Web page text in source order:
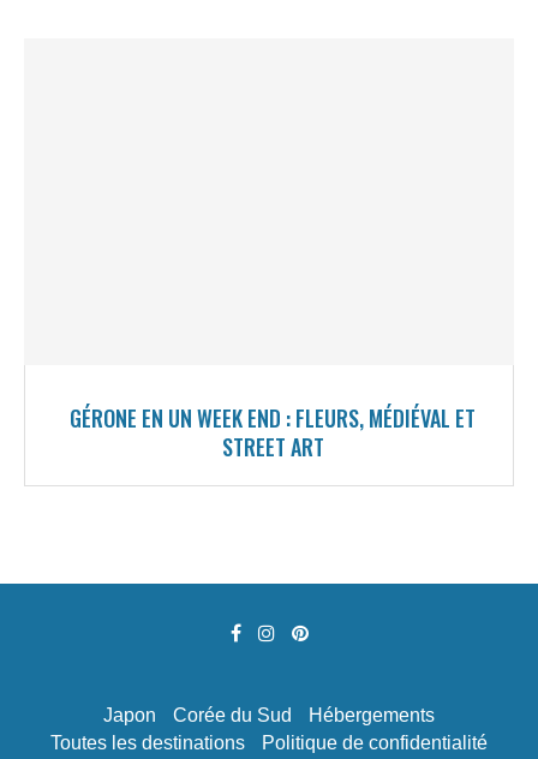
GÉRONE EN UN WEEK END : FLEURS, MÉDIÉVAL ET
STREET ART
Japon Corée du Sud
Hébergements
Toutes les destinations
Politique de confidentialité